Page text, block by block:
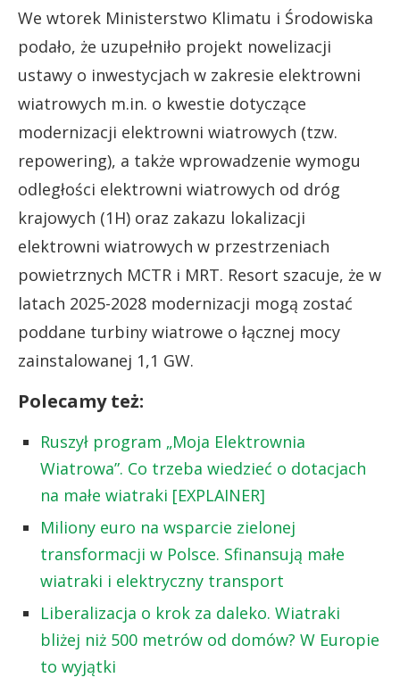
We wtorek Ministerstwo Klimatu i Środowiska
podało, że uzupełniło projekt nowelizacji
ustawy o inwestycjach w zakresie elektrowni
wiatrowych m.in. o kwestie dotyczące
modernizacji elektrowni wiatrowych (tzw.
repowering), a także wprowadzenie wymogu
odległości elektrowni wiatrowych od dróg
krajowych (1H) oraz zakazu lokalizacji
elektrowni wiatrowych w przestrzeniach
powietrznych MCTR i MRT. Resort szacuje, że w
latach 2025-2028 modernizacji mogą zostać
poddane turbiny wiatrowe o łącznej mocy
zainstalowanej 1,1 GW.
Polecamy też:
Ruszył program „Moja Elektrownia
Wiatrowa”. Co trzeba wiedzieć o dotacjach
na małe wiatraki [EXPLAINER]
Miliony euro na wsparcie zielonej
transformacji w Polsce. Sfinansują małe
wiatraki i elektryczny transport
Liberalizacja o krok za daleko. Wiatraki
bliżej niż 500 metrów od domów? W Europie
to wyjątki